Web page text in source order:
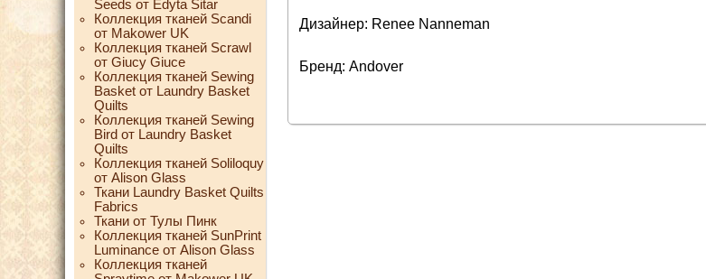
Seeds от Edyta Sitar
Коллекция тканей Scandi
от Makower UK
Коллекция тканей Scrawl
от Giucy Giuce
Коллекция тканей Sewing
Basket от Laundry Basket
Quilts
Коллекция тканей Sewing
Bird от Laundry Basket
Quilts
Коллекция тканей Soliloquy
от Alison Glass
Ткани Laundry Basket Quilts
Fabrics
Ткани от Тулы Пинк
Коллекция тканей SunPrint
Luminance от Alison Glass
Коллекция тканей
Дизайнер: Renee Nanneman
Бренд: Andover